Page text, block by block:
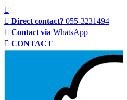
Direct contact? 055-3231494
Contact via WhatsApp
CONTACT